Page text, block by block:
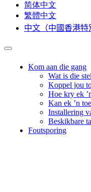
简体中文
繁體中文
中文（中國香港特
Kom aan die gang
Wat is die
Koppel jou
Hoe kry ek
Kan ek ’n
Installering
Beskikbare
Foutsporing